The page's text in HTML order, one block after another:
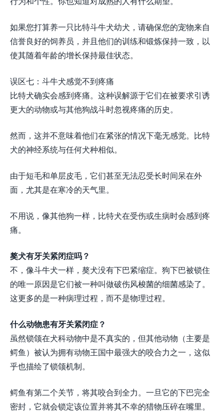
如果您打算养一只比特斗牛犬幼犬，请确保您的宠物来自
信誉良好的饲养员，并且他们的训练和锻炼保持一致，以
使其随着年龄的增长保持最佳状态。
误区七：斗牛犬感觉不到疼痛
比特犬确实会感到疼痛。这种误解源于它们在被要求引诱
更大的动物或与其他狗战斗时忽视疼痛的历史。
然而，这并不意味着他们在紧张的情况下毫无感觉。比特
犬的神经系统与任何犬种相似。
由于短毛和单层皮毛，它们甚至无法忍受长时间呆在外
面，尤其是在寒冷的天气里。
不用说，像其他狗一样，比特犬在受伤或生病时会感到疼
痛。
獒犬有牙关紧闭症吗？
不，像斗牛犬一样，獒犬没有下巴紧缩症。狗下巴被锁住
的唯一原因是它们被一种叫做破伤风梭菌的细菌感染了。
这更多的是一种病理过程，而不是物理过程。
什么动物患有牙关紧闭症？
虽然锁颌在犬科动物中是不真实的，但其他动物（主要是
鳄鱼）被认为拥有动物王国中最强大的咬合力之一，这似
乎也描绘了锁颌机制。
鳄鱼有第二个关节，将其咬合到全力。一旦它的下巴完全
密封，它就会锁定该位置并将其不幸的猎物压碎在嘴里。